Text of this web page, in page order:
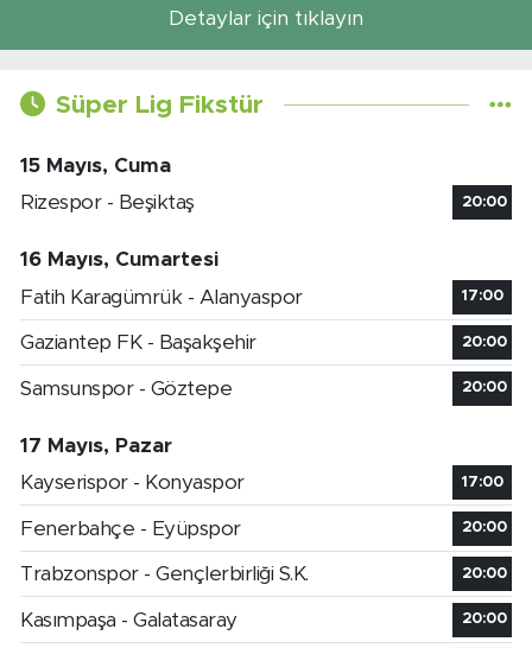
Detaylar için tıklayın
Süper Lig Fikstür
15 Mayıs, Cuma
Rizespor - Beşiktaş
20:00
16 Mayıs, Cumartesi
Fatih Karagümrük - Alanyaspor
17:00
Gaziantep FK - Başakşehir 20:00
Samsunspor - Göztepe 20:00
17 Mayıs, Pazar
Kayserispor - Konyaspor
17:00
Fenerbahçe - Eyüpspor 20:00
Trabzonspor - Gençlerbirliği S.K. 20:00
Kasımpaşa - Galatasaray 20:00